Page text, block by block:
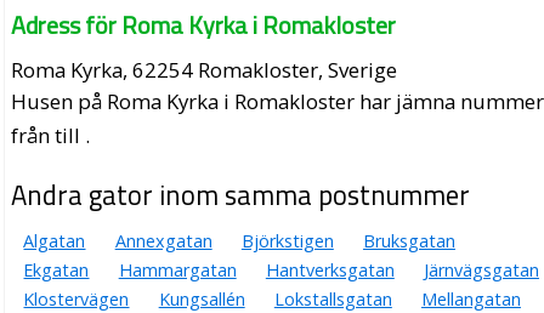
Adress för Roma Kyrka i Romakloster
Roma Kyrka, 62254 Romakloster, Sverige
Husen på Roma Kyrka i Romakloster har jämna nummer
från till .
Andra gator inom samma postnummer
Algatan Annexgatan Björkstigen
Bruksgatan
Ekgatan
Hammargatan Hantverksgatan
Järnvägsgatan
Klostervägen
Kungsallén Lokstallsgatan
Mellangatan